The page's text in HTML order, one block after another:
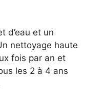
d’eau et un
nettoyage haute
fois par an et
les 2 à 4 ans